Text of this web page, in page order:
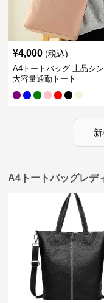
¥4,000 (税込)
A4トートバッグ 上品シ
大容量通勤トート
A4トートバッグレデ